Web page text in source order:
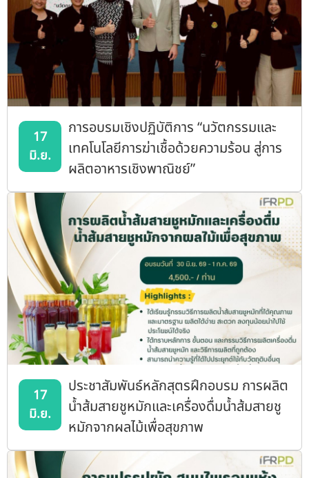
17
มิ.ย.
การอบรมเชิงปฏิบัติการ “นวัตกรรมและ
เทคโนโลยีการฆ่าเชื้อด้วยความร้อน สู่การ
ผลิตอาหารเชิงพาณิชย์”
17
มิ.ย.
ประชาสัมพันธ์หลักสุตรฝึกอบรม การผลิต
น้ำส้มสายชูหมักและเครื่องดื่มน้ำส้มสายชู
หมักจากผลไม้เพื่อสุขภาพ